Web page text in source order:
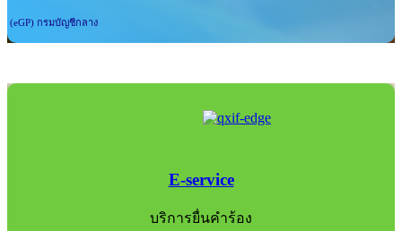
(eGP) กรมบัญชีกลาง
E-service
บริการยื่นคำร้อง